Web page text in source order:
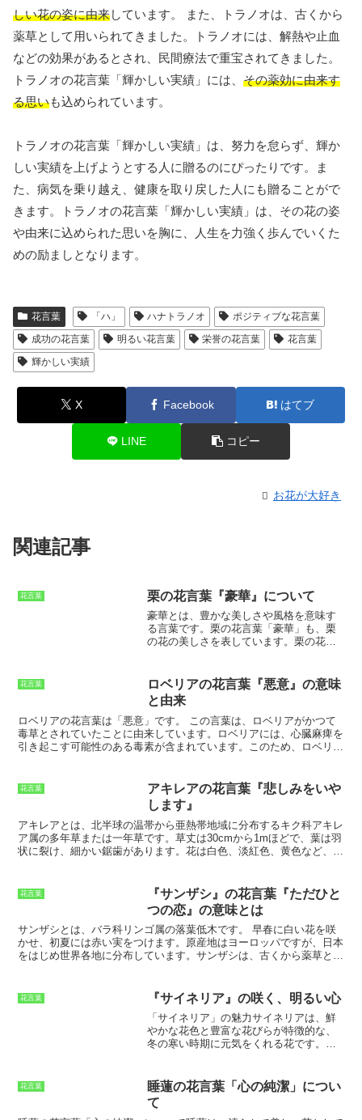
しい花の姿に由来しています。 また、トラノオは、古くから
薬草として用いられてきました。トラノオには、解熱や止血
などの効果があるとされ、民間療法で重宝されてきました。
トラノオの花言葉「輝かしい実績」には、 その薬効に由来す
る思いも込められています。
トラノオの花言葉「輝かしい実績」は、努力を怠らず、輝か
しい実績を上げようとする人に贈るのにぴったりです。ま
た、病気を乗り越え、健康を取り戻した人にも贈ることがで
きます。トラノオの花言葉「輝かしい実績」は、その花の姿
や由来に込められた思いを胸に、人生を力強く歩んでいくた
めの励ましとなります。
花言葉 「ハ」 ハナトラノオ
ポジティブな花言葉
成功の花言葉
明るい花言葉 栄誉の花言葉
花言葉
輝かしい実績
X Facebook はてブ
LINE コピー
お花が大好き
関連記事
花言葉 栗の花言葉『豪華』について
豪華とは、豊かな美しさや風格を意味す
る言葉です。栗の花言葉「豪華」も、栗
の花の美しさを表しています。栗の花
しべが突き出ています。栗の花は、見た
目も香りも華やかで、人々を魅了しま
す。栗の花言葉「豪華」の由来は、栗の
木の成長の早さとその大きさから来てい
ます。栗の木は、1年間に1メートル以上
も成長することがあります。また、栗の
早さとその大きさは、人々に「豪華」な
印象を与え、栗の花言葉「豪華」の由来
となりました。
花言葉
ロベリアの花言葉『悪意』の意味
と由来
ロベリアの花言葉は「悪意」です。
この言葉は、ロベリアがかつて
毒草とされていたことに由来しています。ロベリアには、心臓麻痺を
引き起こす可能性のある毒素が含まれています。このため、ロベリア
多年草です。花色は青、白、紫などがあります。ロベリアは、花が小
さく、可憐なことから、ガーデニングに人気があります。しかし、ロ
ベリアは毒性のある植物であるため、取り扱いには注意が必要です。
小さなお子様やペットがいる家庭では、ロベリアを育てるのは避けた
方が良いでしょう。
花言葉
アキレアの花言葉『悲しみをいや
します』
アキレアとは、北半球の温帯から亜熱帯地域に分布するキク科アキレ
ア属の多年草または一年草です。草丈は30cmから1mほどで、葉は羽
状に裂け、細かい鋸歯があります。花は白色、淡紅色、黄色など、さ
ました。アキレスは、トロイア戦争で活躍した英雄であり、アキレア
は彼の傷を癒したと伝えられています。アキレアは、古くから薬草と
。アキレアには、止血作用、抗菌作用、消炎
作用などがあり、傷口の治療や炎症の緩和などに用いられてきまし
た。また、アキレアは、健胃作用、利尿作用、発汗作用などもあり、
消化器系のトラブルやむくみ、風邪などの治療にも用いられてきまし
花は、ハーブティーとして飲用することができます。アキレアのハー
ブティーは、リラックス効果や安眠効果があるとされています。
花言葉
『サンザシ』の花言葉『ただひと
つの恋』の意味とは
サンザシとは、バラ科リンゴ属の落葉低木です。
早春に白い花を咲
かせ、初夏には赤い実をつけます。原産地はヨーロッパですが、日本
をはじめ世界各地に分布しています。サンザシは、古くから薬草とし
ます。また、花には、鎮静作用や抗菌作用があるといわれています。
日本には、江戸時代初期に中国から持ち込まれたといわれています。
日本各地で見られますが、特に東北地方に多く分布しています。
花言葉 『サイネリア』の咲く、明るい心
「サイネリア」の魅力サイネリアは、鮮
やかな花色と豊富な花びらが特徴的な、
冬の寒い時期に元気をくれる花です。花
す。色のレパートリーが広く、鮮やかな
赤色、ピンク色、白色、青色など、豊富
な色相とグラデーションがあります。花
花言葉
睡蓮の花言葉「心の純潔」につい
て